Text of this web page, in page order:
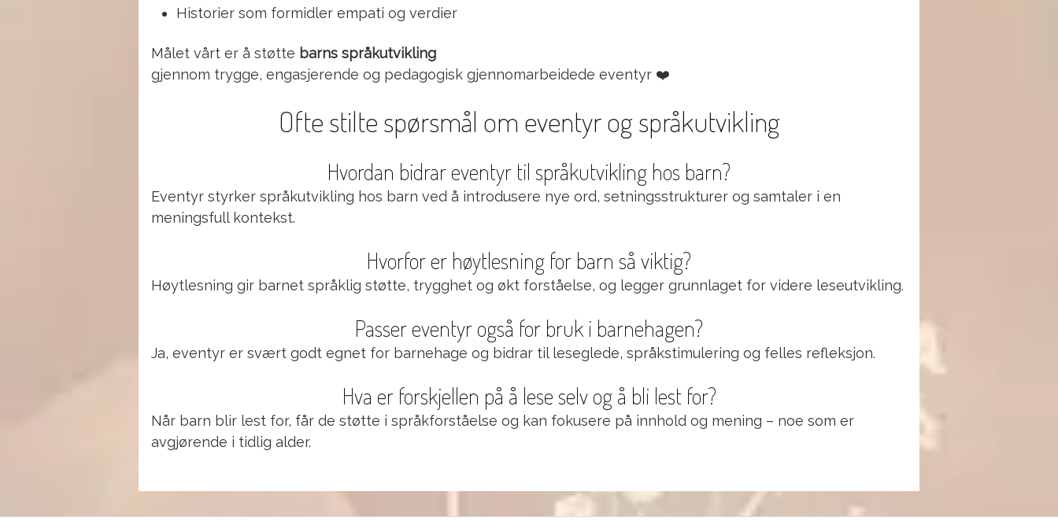
Historier som formidler empati og verdier
Målet vårt er å støtte barns språkutvikling
gjennom trygge, engasjerende og pedagogisk gjennomarbeidede eventyr ❤️
Ofte stilte spørsmål om eventyr og språkutvikling
Hvordan bidrar eventyr til språkutvikling hos barn?
Eventyr styrker språkutvikling hos barn ved å introdusere nye ord, setningsstrukturer og samtaler i en
meningsfull kontekst.
Hvorfor er høytlesning for barn så viktig?
Høytlesning gir barnet språklig støtte, trygghet og økt forståelse, og legger grunnlaget for videre leseutvikling.
Passer eventyr også for bruk i barnehagen?
Ja, eventyr er svært godt egnet for barnehage og bidrar til leseglede, språkstimulering og felles refleksjon.
Hva er forskjellen på å lese selv og å bli lest for?
Når barn blir lest for, får de støtte i språkforståelse og kan fokusere på innhold og mening – noe som er
avgjørende i tidlig alder.